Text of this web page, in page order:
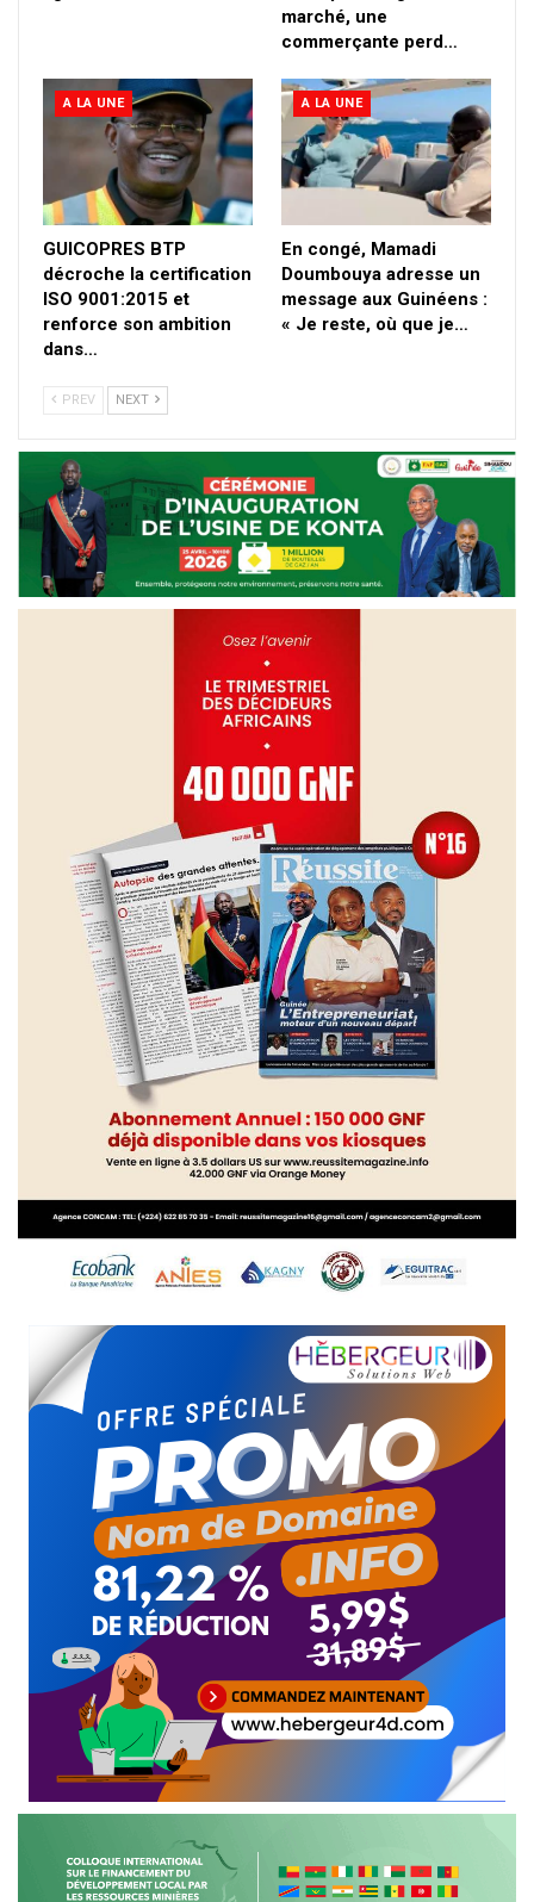
marché, une
commerçante perd…
A LA UNE
GUICOPRES BTP
décroche la certification
ISO 9001:2015 et
renforce son ambition
dans…
A LA UNE
En congé, Mamadi
Doumbouya adresse un
message aux Guinéens :
« Je reste, où que je…
PREV NEXT